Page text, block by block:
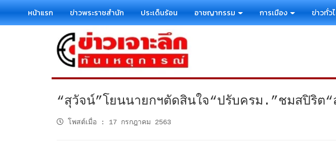
หน้าแรก ข่าวพระราชสำนัก ประเด็นร้อน อาชญากรรม การเมือง ข่าวทั่ว
“สุวัจน์”โยนนายกฯตัดสินใจ“ปรับครม.”ชมสปิริต“
โพสต์เมื่อ : 17 กรกฎาคม 2563